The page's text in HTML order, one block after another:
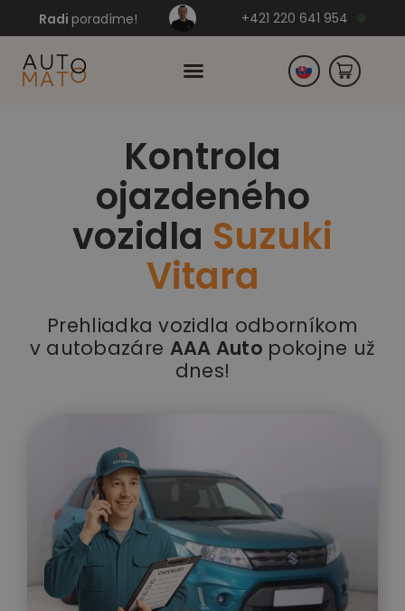
Radi poradíme! +421 220 641 954
Kontrola
ojazdeného
vozidla Suzuki
Vitara
Prehliadka vozidla odborníkom
v autobazáre AAA Auto pokojne už
dnes!